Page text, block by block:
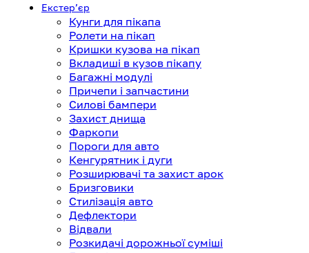
Екстерʼєр
Кунги для пікапа
Ролети на пікап
Кришки кузова на пікап
Вкладиші в кузов пікапу
Багажні модулі
Причепи і запчастини
Силові бампери
Захист днища
Фаркопи
Пороги для авто
Кенгурятник і дуги
Розширювачі та захист арок
Бризговики
Стилізація авто
Дефлектори
Відвали
Розкидачі дорожньої суміші